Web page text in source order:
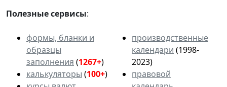
Полезные сервисы:
формы, бланки и
образцы
заполнения (1267+)
калькуляторы (100+)
производственные
календари (1998-
2023)
правовой